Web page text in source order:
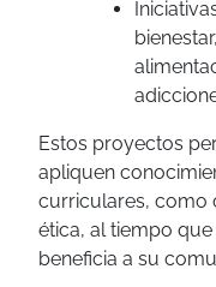
Estos proyectos
apliquen
curriculares, como
ética, al tiempo
beneficia a su